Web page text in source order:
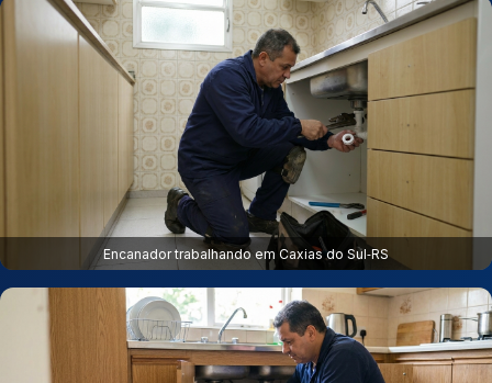
Encanador trabalhando em Caxias do Sul‑RS